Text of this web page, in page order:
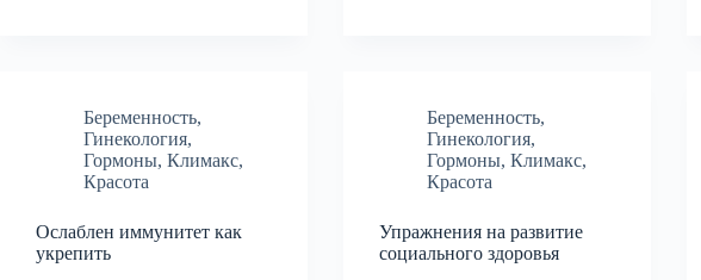
Беременность,
Гинекология,
Гормоны, Климакс,
Красота
Ослаблен иммунитет как
укрепить
Беременность,
Гинекология,
Гормоны,Климакс,
Красота
Упражнения на развитие
социального здоровья